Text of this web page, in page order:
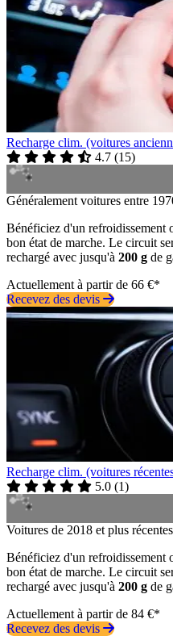
Recharge clim. (voitures
4.7 (15)
Généralement voitures entre
Bénéficiez d'un refroidissement
bon état de marche. Le circuit
rechargé avec jusqu'à 200 g de
Actuellement à partir de 66 €*
Recevez des devis
Recharge clim. (voitures
5.0 (1)
Voitures de 2018 et plus
Bénéficiez d'un refroidissement
bon état de marche. Le circuit
rechargé avec jusqu'à 200 g de
Actuellement à partir de 84 €*
Recevez des devis